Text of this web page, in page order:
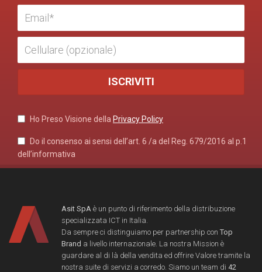
Ho Preso Visione della Privacy Policy
Do il consenso ai sensi dell’art. 6 /a del Reg. 679/2016 al p.1
dell’informativa
Asit SpA è un punto di riferimento della distribuzione
specializzata ICT in Italia.
Da sempre ci distinguiamo per partnership con Top
Brand a livello internazionale. La nostra Mission è
guardare al di là della vendita ed offrire Valore tramite la
nostra suite di servizi a corredo. Siamo un team di 42